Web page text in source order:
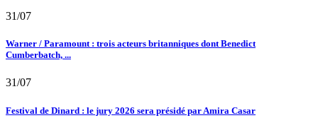
31/07
Warner / Paramount : trois acteurs britanniques dont Benedict
Cumberbatch, ...
31/07
Festival de Dinard : le jury 2026 sera présidé par Amira Casar